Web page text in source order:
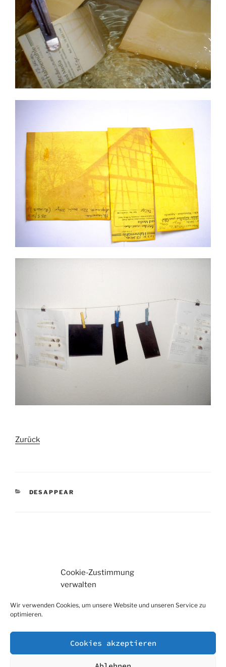
Cookie-Zustimmung
verwalten
Wir verwenden Cookies, um unsere Website und unseren Service zu
optimieren.
Cookies akzeptieren
Zurück
KATEGORIEN
DESAPPEAR
Datenschutzerklärung